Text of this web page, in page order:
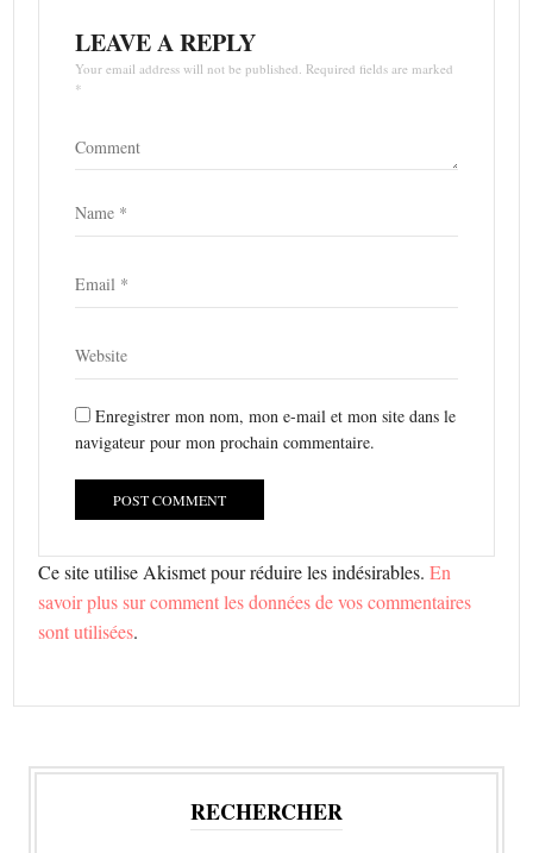
LEAVE A REPLY
Your email address will not be published. Required fields are marked
*
Enregistrer mon nom, mon e-mail et mon site dans le
navigateur pour mon prochain commentaire.
Ce site utilise Akismet pour réduire les indésirables.En
savoir plus sur comment les données de vos commentaires
sont utilisées.
RECHERCHER